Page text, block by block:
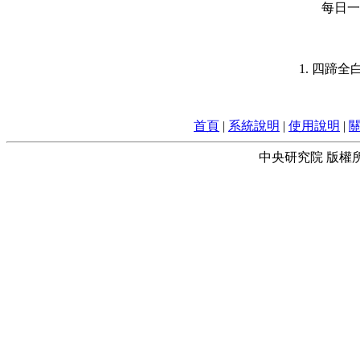
每日
1. 四蹄全
首頁 | 系統說明 | 使用說明 |
中央研究院 版權